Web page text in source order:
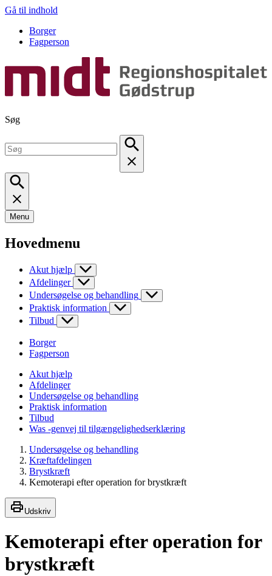
Gå til indhold
Borger
Fagperson
Søg
Menu
Hovedmenu
Akut hjælp
Afdelinger
Undersøgelse og behandling
Praktisk information
Tilbud
Borger
Fagperson
Akut hjælp
Afdelinger
Undersøgelse og behandling
Praktisk information
Tilbud
Was -genvej til tilgængelighedserklæring
Undersøgelse og behandling
Kræftafdelingen
Brystkræft
Kemoterapi efter operation for brystkræft
Udskriv
Kemoterapi efter operation for
brystkræft